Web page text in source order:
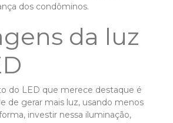
dos condôminos.
da luz
do LED que merece destaque é
de gerar mais luz, usando menos
investir nessa iluminação,